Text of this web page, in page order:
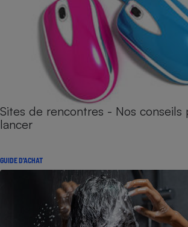
Sites de rencontres - Nos conseils
lancer
GUIDE D'ACHAT